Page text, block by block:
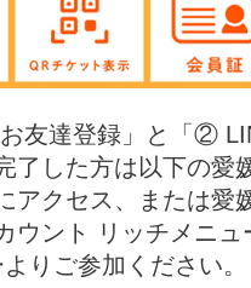
友達登録」と「②
了した方は以下の愛
アクセス、または愛
ウント リッチメニュ
りご参加ください。